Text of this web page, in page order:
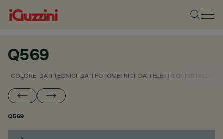
Q569
COLORE DATI TECNICI DATI FOTOMETRICI DATI ELETTRICI
Q569